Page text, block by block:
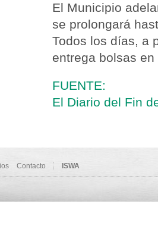
El Municipio
se prolongará
Todos los días, a
entrega bolsas
FUENTE:
El Diario del Fin
Contacto ISWA